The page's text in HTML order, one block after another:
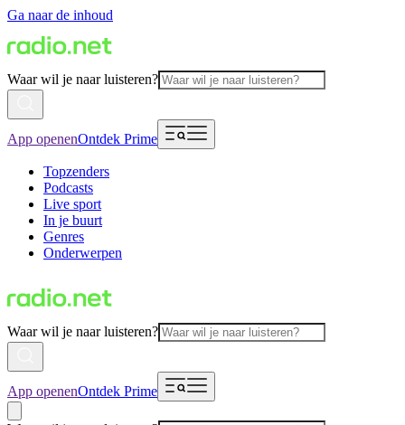
Ga naar de inhoud
Waar wil je naar luisteren?
App openenOntdek Prime
Topzenders
Podcasts
Live sport
In je buurt
Genres
Onderwerpen
Waar wil je naar luisteren?
App openenOntdek Prime